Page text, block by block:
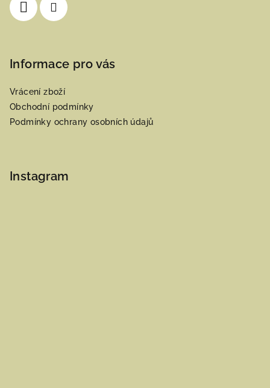
Informace pro vás
Vrácení zboží
Obchodní podmínky
Podmínky ochrany osobních údajů
Instagram